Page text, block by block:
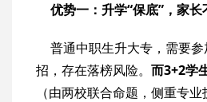
优势一：升学“保底”，家长
普通中职生升大专，需要
招，存在落榜风险。 而3+2学
（由两校联合命题，侧重专